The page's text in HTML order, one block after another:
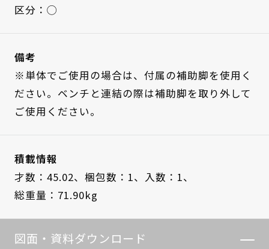
区分：◯
備考
※単体でご使用の場合は、付属の補助脚を使用く
ださい。ベンチと連結の際は補助脚を取り外して
ご使用ください。
積載情報
才数：45.02、 梱包数：1、 入数：1、
総重量：71.90kg
図面・資料ダウンロード